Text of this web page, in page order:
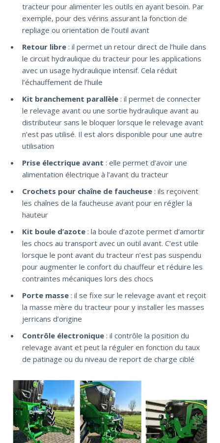
tracteur pour alimenter les outils en ayant besoin. Par
exemple, pour des vérins assurant la fonction de
repliage ou orientation de l’outil avant
Retour libre: il permet un retour direct de l’huile dans
le circuit hydraulique du tracteur pour les applications
avec un usage hydraulique intensif. Cela réduit
l’échauffement de l’huile
Kit branchement parallèle : il permet de connecter
le relevage avant ou une sortie hydraulique avant au
distributeur sans le bloquer lorsque le relevage avant
n’est pas utilisé. Il est alors disponible pour une autre
utilisation
Prise électrique avant : elle permet d’avoir une
alimentation électrique à l’avant du tracteur
Crochets pour chaîne de faucheuse: ils reçoivent
les chaînes de la faucheuse avant pour en régler la
hauteur
Kit boule d’azote: la boule d’azote permet d’amortir
les chocs au transport avec un outil avant. C’est utile
lorsque le pont avant du tracteur n’est pas suspendu
pour augmenter le confort du chauffeur et réduire les
contraintes mécaniques lors des chocs
Porte masse : il se fixe sur le relevage avant et reçoit
la masse mère du tracteur pour y installer les masses
jerricans d’origine
Contrôle électronique: il contrôle la position du
relevage avant et peut la réguler en fonction du taux
de patinage ou du niveau de report de charge ciblé